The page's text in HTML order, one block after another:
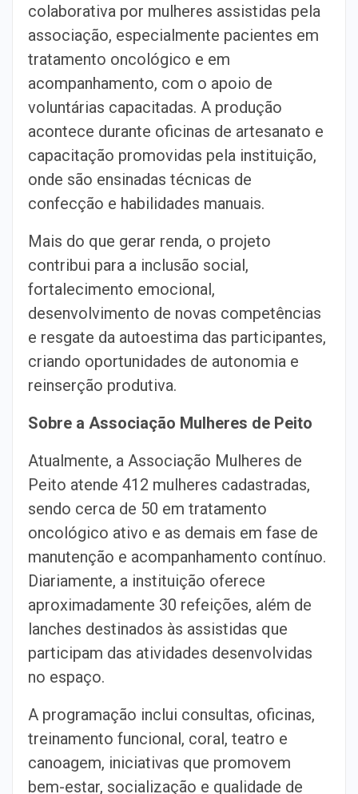
colaborativa por mulheres assistidas pela
associação, especialmente pacientes em
tratamento oncológico e em
acompanhamento, com o apoio de
voluntárias capacitadas. A produção
acontece durante oficinas de artesanato e
capacitação promovidas pela instituição,
onde são ensinadas técnicas de
confecção e habilidades manuais.
Mais do que gerar renda, o projeto
contribui para a inclusão social,
fortalecimento emocional,
desenvolvimento de novas competências
e resgate da autoestima das participantes,
criando oportunidades de autonomia e
reinserção produtiva.
Sobre a Associação Mulheres de Peito
Atualmente, a Associação Mulheres de
Peito atende 412 mulheres cadastradas,
sendo cerca de 50 em tratamento
oncológico ativo e as demais em fase de
manutenção e acompanhamento contínuo.
Diariamente, a instituição oferece
aproximadamente 30 refeições, além de
lanches destinados às assistidas que
participam das atividades desenvolvidas
no espaço.
A programação inclui consultas, oficinas,
treinamento funcional, coral, teatro e
canoagem, iniciativas que promovem
bem-estar, socialização e qualidade de